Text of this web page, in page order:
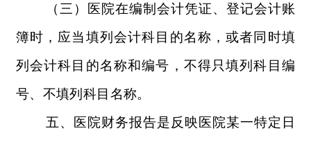
（三）医院在编制会计凭证、登记会计账
簿时，应当填列会计科目的名称，或者同时填
列会计科目的名称和编号，不得只填列科目编
号、不填列科目名称。
五、医院财务报告是反映医院某一特定日